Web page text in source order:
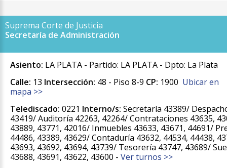
Suprema Corte de Justicia
Secretaría de Administración
Asiento: LA PLATA - Partido: LA PLATA - Dpto: La Plata
Calle: 13 Intersección: 48 - Piso 8-9 CP: 1900 Ubicar en
mapa >>
Telediscado: 0221 Interno/s: Secretaría 43389/
43419/ Auditoría 42263, 42264/ Contrataciones 43635,
43889, 43771, 42016/ Inmuebles 43633, 43671, 44691/
44486, 43389, 43629/ Contaduría 43632, 44534, 44438,
43693, 43692, 43694, 43739/ Tesorería 43747, 43689/
43688, 43691, 43622, 43600 - Ver turnos >>